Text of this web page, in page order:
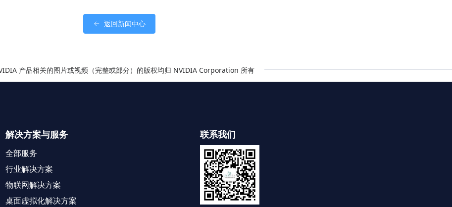
返回新闻中心
产品相关的图片或视频（完整或部分）的版权均归 NVIDIA Corporation 所有
解决方案与服务
全部服务
行业解决方案
物联网解决方案
桌面虚拟化解决方案
联系我们